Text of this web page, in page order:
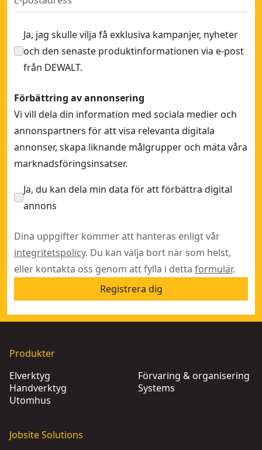
4x160x100 SDS-Plus Extreme borr
Ja, jag skulle vilja få exklusiva kampanjer, nyheter
och den senaste produktinformationen via e-post
från DEWALT.
Förbättring av annonsering
Vi vill dela din information med sociala medier och
annonspartners för att visa relevanta digitala
annonser, skapa liknande målgrupper och mäta våra
marknadsföringsinsatser.
Ja, du kan dela min data för att förbättra digital
annons
Dina uppgifter kommer att hanteras enligt vår
integritetspolicy. Du kan välja bort när som helst,
eller kontakta oss genom att fylla i detta formulär.
Registrera dig
Produkter
Elverktyg
Handverktyg
Utomhus
Förvaring & organisering
Systems
Jobsite Solutions